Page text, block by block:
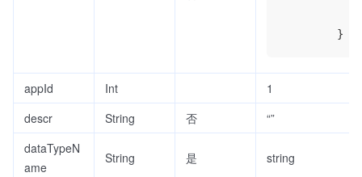
appId Int
1
descr
String 否
“”
dataTypeN
ame
String 是 string